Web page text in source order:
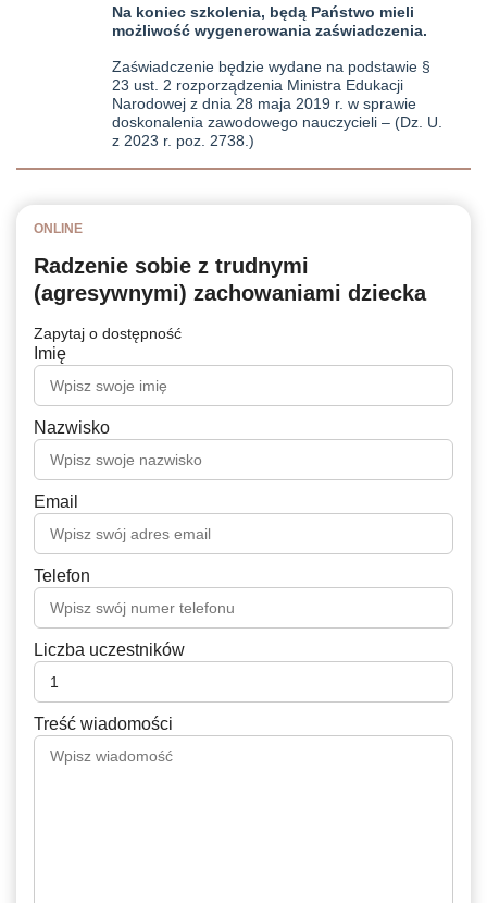
Na koniec szkolenia, będą Państwo mieli
możliwość wygenerowania zaświadczenia.
Zaświadczenie będzie wydane na podstawie §
23 ust. 2 rozporządzenia Ministra Edukacji
Narodowej z dnia 28 maja 2019 r. w sprawie
doskonalenia zawodowego nauczycieli – (Dz. U.
z 2023 r. poz. 2738.)
ONLINE
Radzenie sobie z trudnymi
(agresywnymi) zachowaniami dziecka
Zapytaj o dostępność
Imię
Nazwisko
Email
Telefon
Liczba uczestników
Treść wiadomości